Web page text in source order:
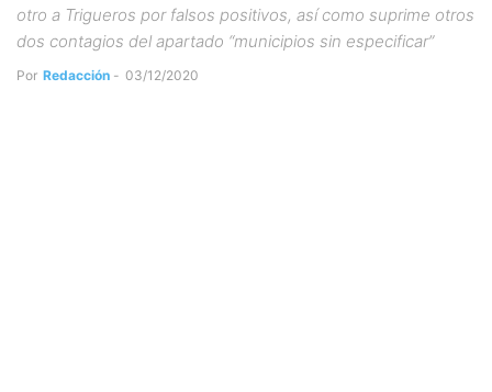
otro a Trigueros por falsos positivos, así como suprime otros
dos contagios del apartado “municipios sin especificar”
Por Redacción - 03/12/2020